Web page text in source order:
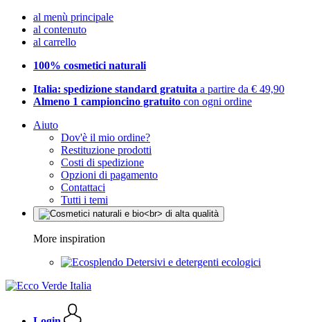
al menù principale
al contenuto
al carrello
100% cosmetici naturali
Italia: spedizione standard gratuita a partire da € 49,90
Almeno 1 campioncino gratuito con ogni ordine
Aiuto
Dov'è il mio ordine?
Restituzione prodotti
Costi di spedizione
Opzioni di pagamento
Contattaci
Tutti i temi
More inspiration
Detersivi e detergenti ecologici